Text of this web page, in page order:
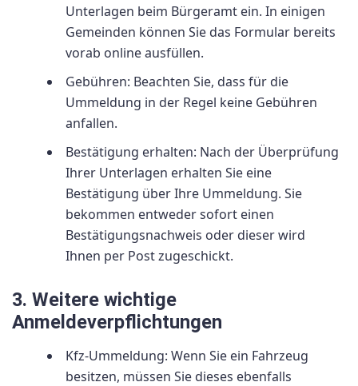
Unterlagen beim Bürgeramt ein. In einigen
Gemeinden können Sie das Formular bereits
vorab online ausfüllen.
Gebühren: Beachten Sie, dass für die
Ummeldung in der Regel keine Gebühren
anfallen.
Bestätigung erhalten: Nach der Überprüfung
Ihrer Unterlagen erhalten Sie eine
Bestätigung über Ihre Ummeldung. Sie
bekommen entweder sofort einen
Bestätigungsnachweis oder dieser wird
Ihnen per Post zugeschickt.
3. Weitere wichtige
Anmeldeverpflichtungen
Kfz-Ummeldung: Wenn Sie ein Fahrzeug
besitzen, müssen Sie dieses ebenfalls